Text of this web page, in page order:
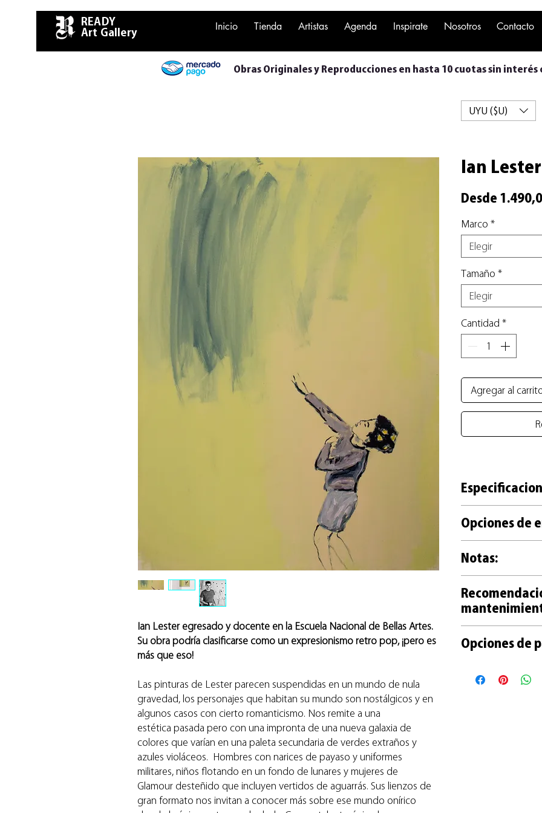
READY
Art Gallery
Inicio Tienda Artistas Agenda Inspirate Nosotros Contacto
Obras Originales y Reproducciones en hasta 10 cuotas sin
Ian Lester egresado y docente en la Escuela Nacional de Bellas Artes.
Su obra podría clasificarse como un expresionismo retro pop, ¡pero es
más que eso!
Las pinturas de Lester parecen suspendidas en un mundo de nula
gravedad, los personajes que habitan su mundo son nostálgicos y en
algunos casos con cierto romanticismo. Nos remite a una
estética pasada pero con una impronta de una nueva galaxia de
colores que varían en una paleta secundaria de verdes extraños y
azules violáceos. Hombres con narices de payaso y uniformes
militares, niños flotando en un fondo de lunares y mujeres de
Glamour desteñido que incluyen vertidos de aguarrás. Sus lienzos de
gran formato nos invitan a conocer más sobre ese mundo onírico
Ian
Desde
Marco *
Elegir
Tamaño *
Elegir
Cantidad *
Agregar al
Kashmir (UK) de
+ Cada
mano por el artista.
+ Tanto las obras
acompañan de un
+
de la obra en este
Opciones de
con film y
madera natural y
papel protector en
+ La entrega de
Notas:
una reproducción
de la obra.
+ Las fotos de obras
guía práctica en este
Opciones de
+ Con Paypal para
UYU ($U)